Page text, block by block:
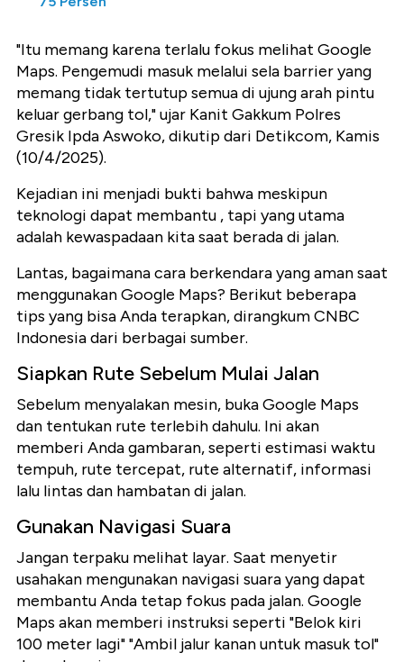
"Itu memang karena terlalu fokus melihat Google
Maps. Pengemudi masuk melalui sela barrier yang
memang tidak tertutup semua di ujung arah pintu
keluar gerbang tol," ujar Kanit Gakkum Polres
Gresik Ipda Aswoko, dikutip dari Detikcom, Kamis
(10/4/2025).
Kejadian ini menjadi bukti bahwa meskipun
teknologi dapat membantu , tapi yang utama
adalah kewaspadaan kita saat berada di jalan.
Lantas, bagaimana cara berkendara yang aman saat
menggunakan Google Maps? Berikut beberapa
tips yang bisa Anda terapkan, dirangkum CNBC
Indonesia dari berbagai sumber.
Siapkan Rute Sebelum Mulai Jalan
Sebelum menyalakan mesin, buka Google Maps
dan tentukan rute terlebih dahulu. Ini akan
memberi Anda gambaran, seperti estimasi waktu
tempuh, rute tercepat, rute alternatif, informasi
lalu lintas dan hambatan di jalan.
Gunakan Navigasi Suara
Jangan terpaku melihat layar. Saat menyetir
usahakan mengunakan navigasi suara yang dapat
membantu Anda tetap fokus pada jalan. Google
Maps akan memberi instruksi seperti "Belok kiri
100 meter lagi" "Ambil jalur kanan untuk masuk tol"